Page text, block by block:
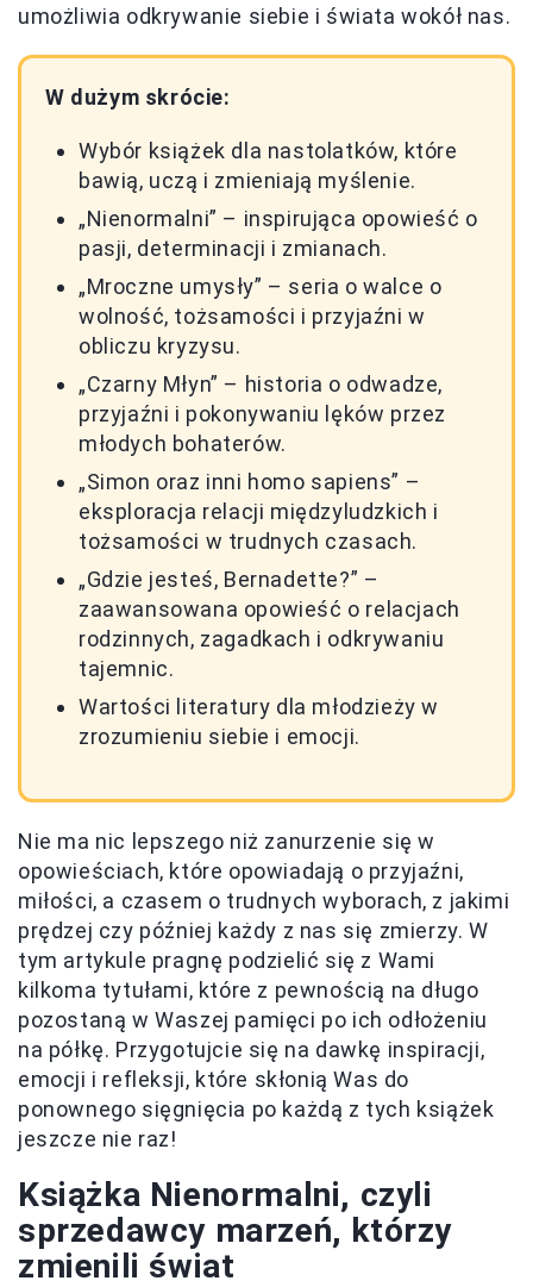
umożliwia odkrywanie siebie i świata wokół nas.
W dużym skrócie:
Wybór książek dla nastolatków, które
bawią, uczą i zmieniają myślenie.
„Nienormalni” – inspirująca opowieść o
pasji, determinacji i zmianach.
„Mroczne umysły” – seria o walce o
wolność, tożsamości i przyjaźni w
obliczu kryzysu.
„Czarny Młyn” – historia o odwadze,
przyjaźni i pokonywaniu lęków przez
młodych bohaterów.
„Simon oraz inni homo sapiens” –
eksploracja relacji międzyludzkich i
tożsamości w trudnych czasach.
„Gdzie jesteś, Bernadette?” –
zaawansowana opowieść o relacjach
rodzinnych, zagadkach i odkrywaniu
tajemnic.
Wartości literatury dla młodzieży w
zrozumieniu siebie i emocji.
Nie ma nic lepszego niż zanurzenie się w
opowieściach, które opowiadają o przyjaźni,
miłości, a czasem o trudnych wyborach, z jakimi
prędzej czy później każdy z nas się zmierzy. W
tym artykule pragnę podzielić się z Wami
kilkoma tytułami, które z pewnością na długo
pozostaną w Waszej pamięci po ich odłożeniu
na półkę. Przygotujcie się na dawkę inspiracji,
emocji i refleksji, które skłonią Was do
ponownego sięgnięcia po każdą z tych książek
jeszcze nie raz!
Książka Nienormalni, czyli
sprzedawcy marzeń, którzy
zmienili świat